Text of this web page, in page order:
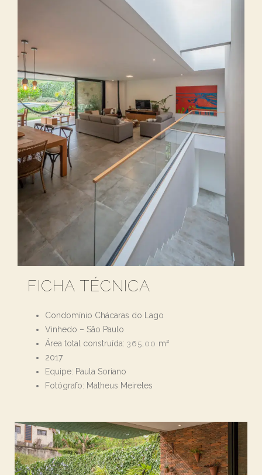
FICHA TÉCNICA
Condomínio Chácaras do Lago
Vinhedo – São Paulo
Área total construída: 365,00 m²
2017
Equipe: Paula Soriano
Fotógrafo: Matheus Meireles